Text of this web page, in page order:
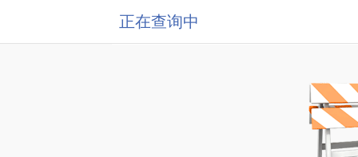
正在查询中